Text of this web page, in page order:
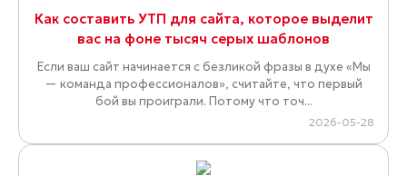
Как составить УТП для сайта, которое выделит
вас на фоне тысяч серых шаблонов
Если ваш сайт начинается с безликой фразы в духе «Мы
— команда профессионалов», считайте, что первый
бой вы проиграли. Потому что точ...
2026-05-28